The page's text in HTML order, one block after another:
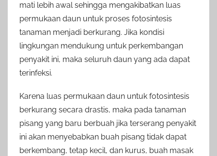
mati lebih awal sehingga mengakibatkan luas
permukaan daun untuk proses fotosintesis
tanaman menjadi berkurang. Jika kondisi
lingkungan mendukung untuk perkembangan
penyakit ini, maka seluruh daun yang ada dapat
terinfeksi.
Karena luas permukaan daun untuk fotosintesis
berkurang secara drastis, maka pada tanaman
pisang yang baru berbuah jika terserang penyakit
ini akan menyebabkan buah pisang tidak dapat
berkembang, tetap kecil, dan kurus, buah masak